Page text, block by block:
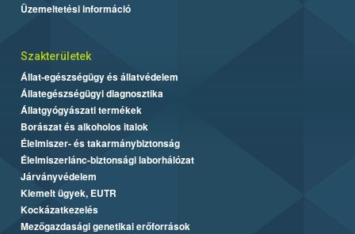
Üzemeltetési információ
Szakterületek
Állat-egészségügy és állatvédelem
Állategészségügyi diagnosztika
Állatgyógyászati termékek
Borászat és alkoholos italok
Élelmiszer- és takarmánybiztonság
Élelmiszerlánc-biztonsági laborhálózat
Járványvédelem
Kiemelt ügyek, EUTR
Kockázatkezelés
Mezőgazdasági genetikai erőforrások